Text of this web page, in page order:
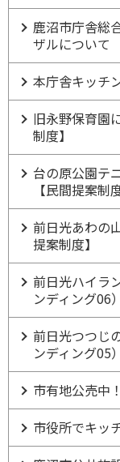
鹿沼市庁舎総
ザルについて
本庁舎キッチ
旧永野保育園
制度】
台の原公園テ
【民間提案制
前日光あわの
提案制度】
前日光ハイラ
ンディング06）
前日光つつじ
ンディング05）
市有地公売中！
市役所でキッ